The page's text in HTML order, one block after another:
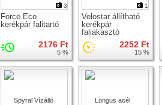
3
Force Eco
kerékpár falitartó
2176 Ft
5 %
1
Velostar állítható
kerékpár
faliakasztó
2252 Ft
15 %